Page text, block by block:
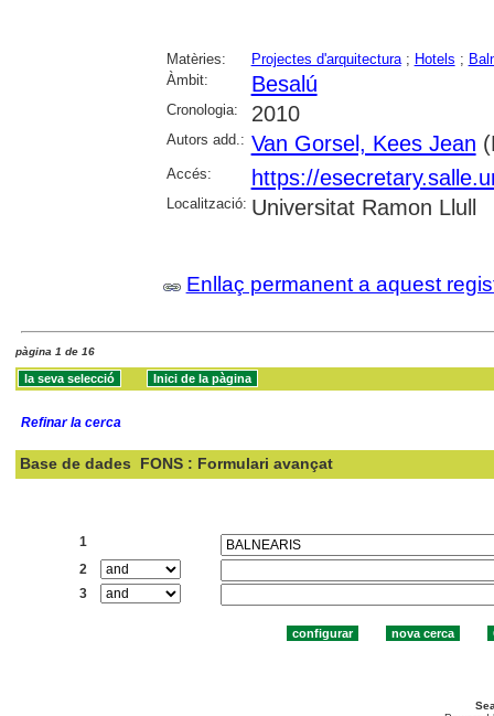
Matèries: Projectes d'arquitectura; Hotels ;
Àmbit:
Besalú
Cronologia: 2010
Autors add.: Van Gorsel, Kees Jean
Accés: https://
Localització: Universitat Ramon Llull
Enllaç permanent a aquest
pàgina 1 de 16
Refinar la cerca
Base de dades FONS : Formulari avançat
1
2
3